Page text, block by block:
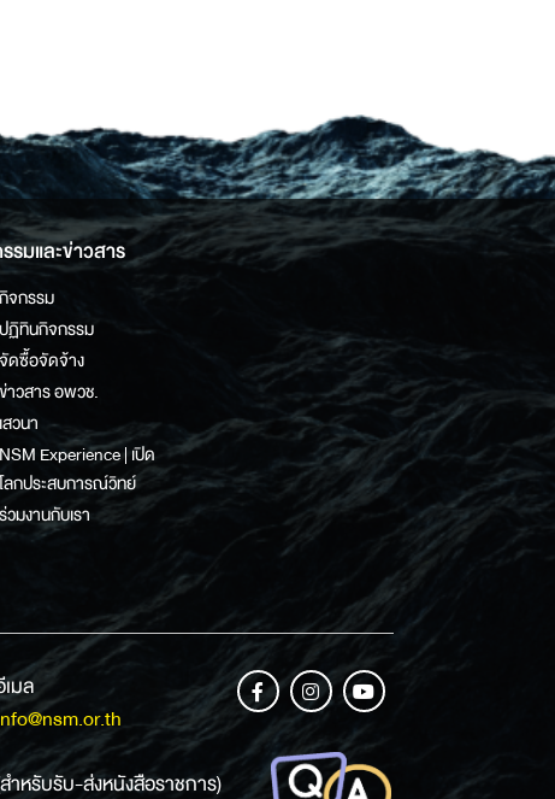
รมและข่าวสาร
กิจกรรม
ปฏิทินกิจกรรม
จัดซื้อจัดจ้าง
ข่าวสาร อพวช.
เสวนา
NSM Experience | เปิด
โลกประสบการณ์วิทย์
ร่วมงานกับเรา
มล
ำหรับรับ-ส่งหนังสือราชการ)